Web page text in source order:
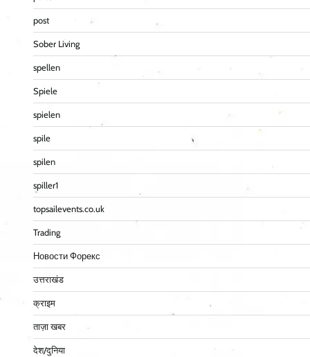
post
Sober Living
spellen
Spiele
spielen
spile
spilen
spiller1
topsailevents.co.uk
Trading
Новости Форекс
उत्तराखंड
क्राइम
ताज़ा खबर
देश/दुनिया